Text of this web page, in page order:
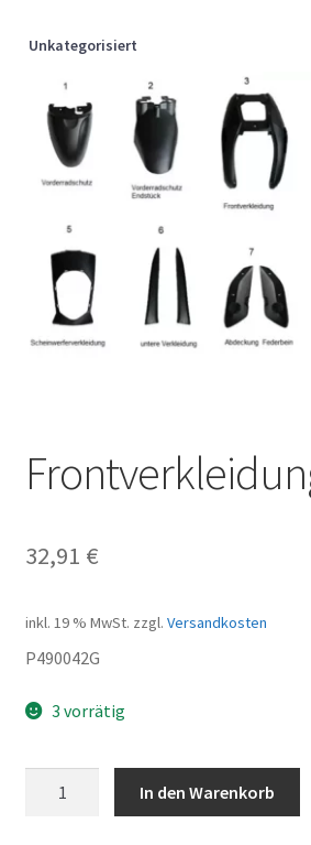
Unkategorisiert
32,91 €
inkl. 19 % MwSt. zzgl. Versandkosten
P490042G
3 vorrätig
In den Warenkorb